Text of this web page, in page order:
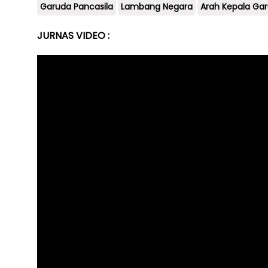
Garuda Pancasila Lambang Negara Arah Kepala
JURNAS VIDEO :